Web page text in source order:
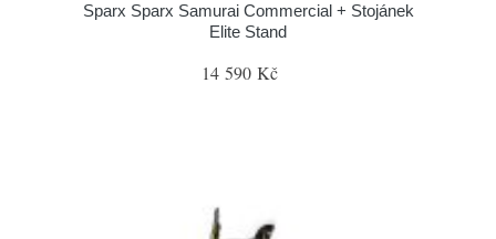
Sparx Sparx Samurai Commercial + Stojánek
Elite Stand
14 590 Kč